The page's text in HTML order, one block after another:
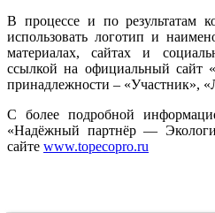
В процессе и по результатам
использовать логотип и
материалах, сайтах и
ссылкой на официальный сайт
принадлежности – «Участник»,
С более подробной
«Надёжный партнёр —
сайте www.topecopro.ru